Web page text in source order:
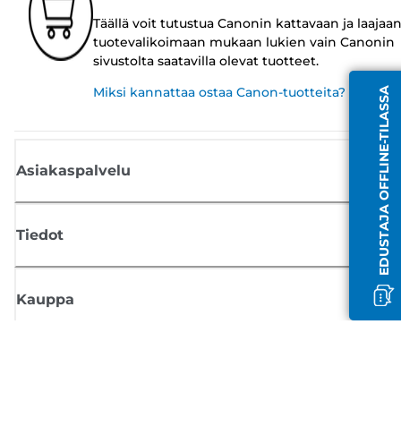
EDUSTAJA OFFLINE-TILASSA
Täällä voit tutustua Canonin kattavaan ja laajaan
tuotevalikoimaan mukaan lukien vain Canonin
sivustolta saatavilla olevat tuotteet.
Miksi kannattaa ostaa Canon-tuotteita?
Asiakaspalvelu
Tiedot
Kauppa